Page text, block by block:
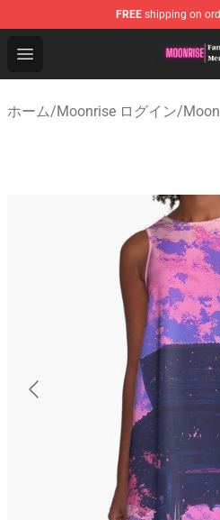
FREE shipping on
Open menu
Moonrise Store - Official
ホーム/Moonrise ログイン/